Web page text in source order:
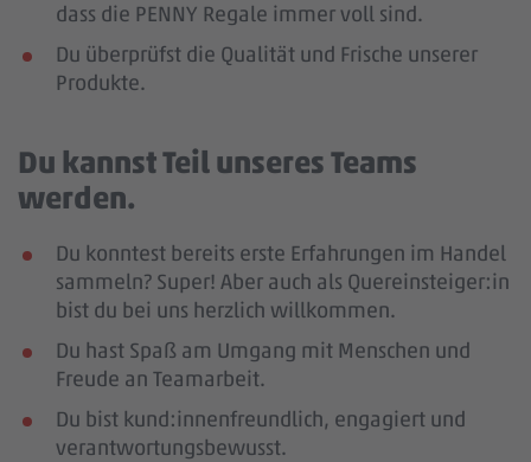
dass die PENNY Regale immer voll sind.
Du überprüfst die Qualität und Frische unserer
Produkte.
Du kannst Teil unseres Teams
werden.
Du konntest bereits erste Erfahrungen im Handel
sammeln? Super! Aber auch als Quereinsteiger:in
bist du bei uns herzlich willkommen.
Du hast Spaß am Umgang mit Menschen und
Freude an Teamarbeit.
Du bist kund:innenfreundlich, engagiert und
verantwortungsbewusst.